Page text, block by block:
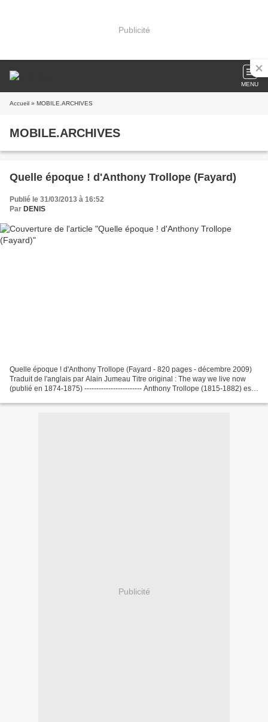
Publicité
MENU
Accueil » MOBILE.ARCHIVES
MOBILE.ARCHIVES
Quelle époque ! d'Anthony Trollope (Fayard)
Publié le 31/03/2013 à 16:52
Par DENIS
Quelle époque ! d'Anthony Trollope (Fayard - 820 pages - décembre 2009)
Traduit de l'anglais par Alain Jumeau Titre original : The way we live now
(publié en 1874-1875) ------------------------ Anthony Trollope (1815-1882) est
Publicité